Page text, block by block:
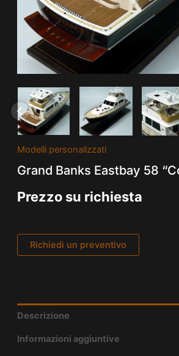
Modelli personalizzati
Grand Banks Eastbay 58
Prezzo su richiesta
Richiedi un preventivo
Descrizione
Informazioni aggiuntive